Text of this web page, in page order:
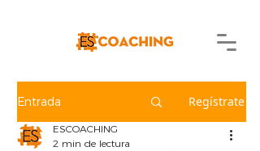
Entrada Regístrate
ESCOACHING
2 min de lectura